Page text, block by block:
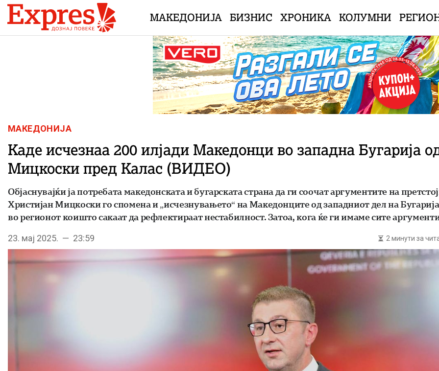
Skip to content
МАКЕДОНИЈА БИЗНИС ХРОНИКА КОЛУМНИ
МАКЕДОНИЈА
Каде исчезнаа 200 илјади Македонци во западна Бугарија
Мицкоски пред Калас (ВИДЕО)
Објаснувајќи ја потребата македонската и бугарската страна да ги соочат аргументите на
Христијан Мицкоски го спомена и „исчезнувањето“ на Македонците од западниот дел на
во регионот коишто сакаат да рефлектираат нестабилност. Затоа, кога ќе ги имаме сите
23. мај 2025. — 23:59 2 минути за